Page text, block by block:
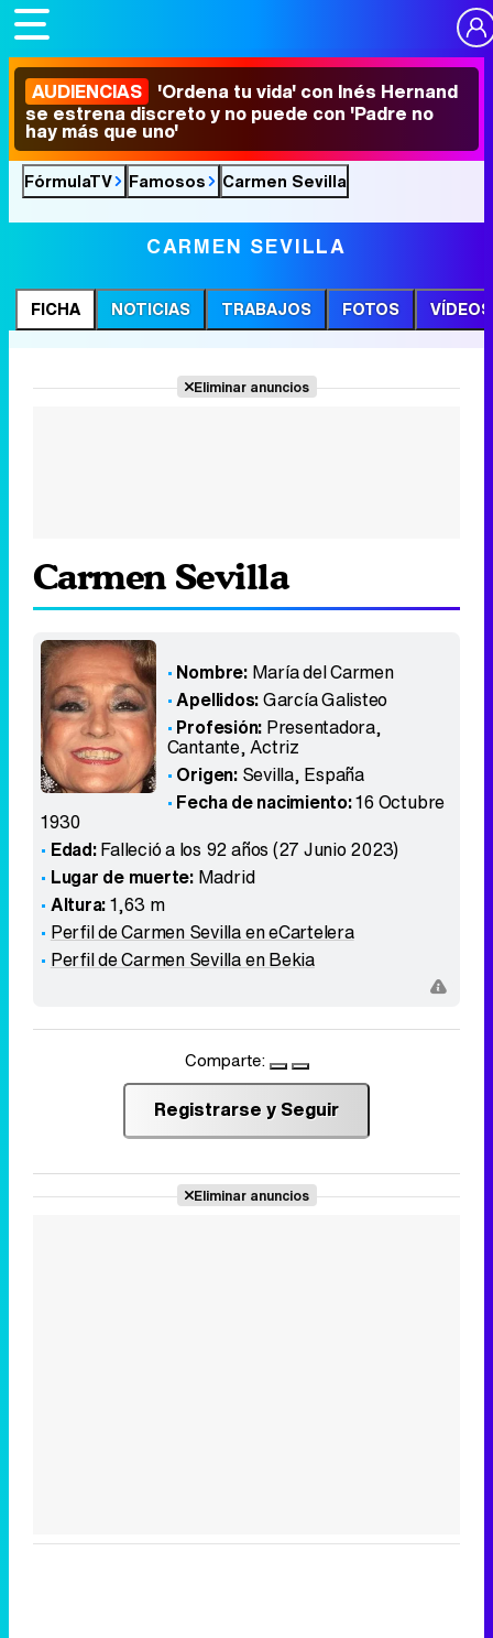
AUDIENCIAS 'Ordena tu vida' con Inés Hernand
se estrena discreto y no puede con 'Padre no
hay más que uno'
FórmulaTV Famosos Carmen Sevilla
CARMEN SEVILLA
FICHA NOTICIAS TRABAJOS FOTOS VÍDEOS
Eliminar anuncios
Carmen Sevilla
Nombre: María del Carmen
Apellidos:García Galisteo
Profesión: Presentadora,
Cantante, Actriz
Origen: Sevilla, España
Fecha de nacimiento:16 Octubre
1930
Edad:Falleció a los 92 años (27 Junio 2023)
Lugar de muerte: Madrid
Altura:1,63 m
Perfil de Carmen Sevilla en eCartelera
Perfil de Carmen Sevilla en Bekia
Comparte:
Registrarse y Seguir
Eliminar anuncios